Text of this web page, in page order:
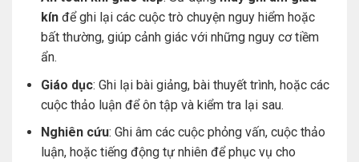
kínđể ghi lại các cuộc trò chuyện nguy hiểm hoặc
bất thường, giúp cảnh giác với những nguy cơ tiềm
ẩn.
Giáo dục: Ghi lại bài giảng, bài thuyết trình, hoặc các
cuộc thảo luận để ôn tập và kiểm tra lại sau.
Nghiên cứu: Ghi âm các cuộc phỏng vấn, cuộc thảo
luận, hoặc tiếng động tự nhiên để phục vụ cho